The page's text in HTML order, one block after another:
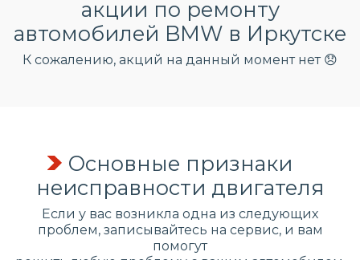
акции по ремонту
автомобилей BMW в Иркутске
К сожалению, акций на данный момент нет 😞
Основные признаки
неисправности двигателя
Если у вас возникла одна из следующих
проблем, записывайтесь на сервис, и вам
помогут